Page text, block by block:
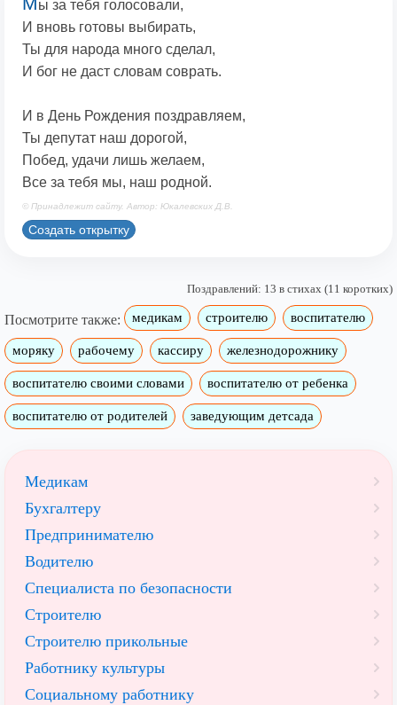
ы за тебя голосовали,
И вновь готовы выбирать,
Ты для народа много сделал,
И бог не даст словам соврать.
И в День Рождения поздравляем,
Ты депутат наш дорогой,
Побед, удачи лишь желаем,
Все за тебя мы, наш родной.
© Принадлежит сайту. Автор: Юкалевских Д.В.
Создать открытку
Поздравлений: 13 в стихах (11 коротких)
Посмотрите также: медикам строителю воспитателю
моряку рабочему кассиру железнодорожнику
воспитателю своими словами воспитателю от ребенка
воспитателю от родителей заведующим детсада
Медикам
Бухгалтеру
Предпринимателю
Водителю
Специалиста по безопасности
Строителю
Строителю прикольные
Работнику культуры
Социальному работнику